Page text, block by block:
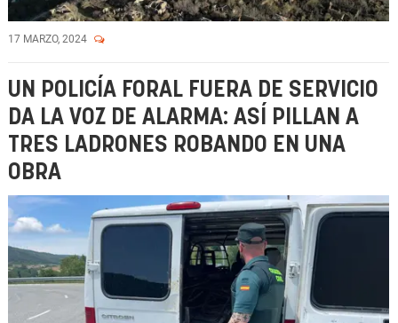
17 MARZO, 2024
UN POLICÍA FORAL FUERA DE SERVICIO
DA LA VOZ DE ALARMA: ASÍ PILLAN A
TRES LADRONES ROBANDO EN UNA
OBRA